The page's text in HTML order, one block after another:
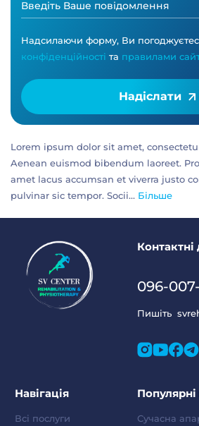
Надсилаючи форму, Ви
конфіденційності та правилами
Надіслати
Lorem ipsum dolor sit amet,
Aenean euismod bibendum laoreet.
amet lacus accumsan et viverra justo
pulvinar sic tempor. Socii... Більше
Навігація
Всі послуги
Сучасна
Контактні
096-
Пишіть